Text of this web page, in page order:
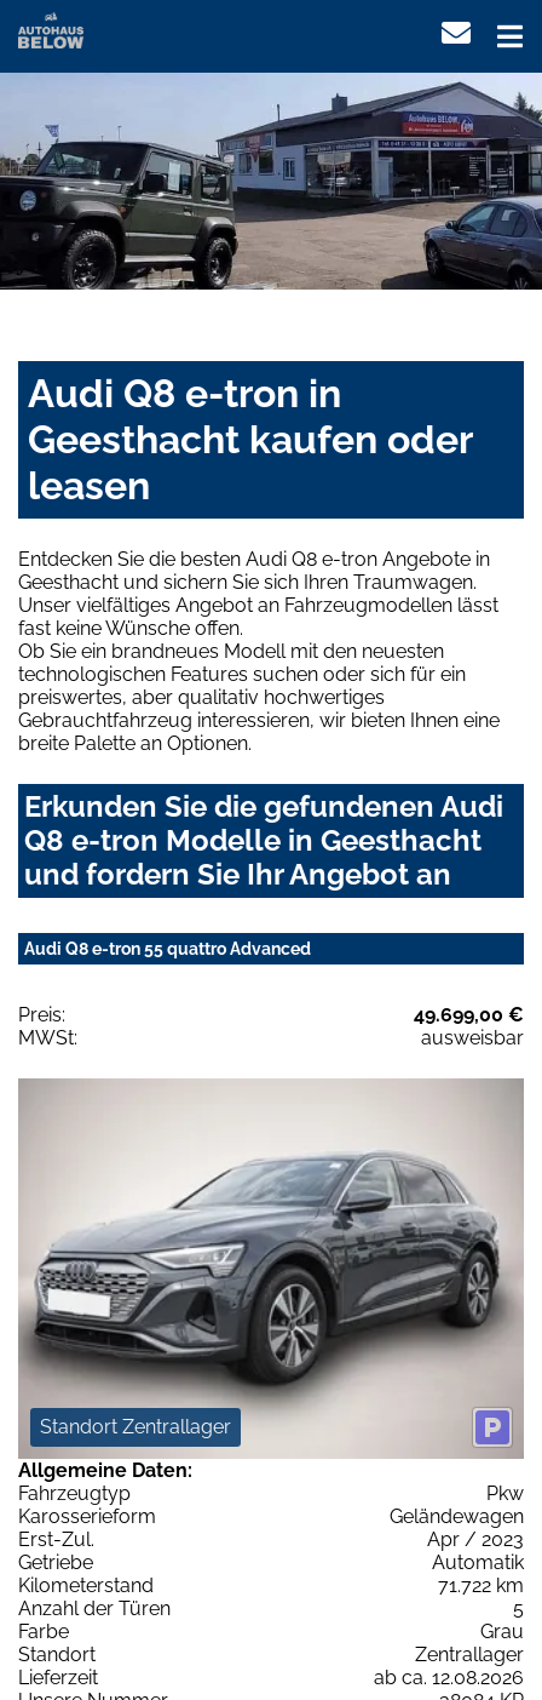
Audi Q8 e-tron in
Geesthacht kaufen oder
leasen
Entdecken Sie die besten Audi Q8 e-tron Angebote in
Geesthacht und sichern Sie sich Ihren Traumwagen.
Unser vielfältiges Angebot an Fahrzeugmodellen lässt
fast keine Wünsche offen.
Ob Sie ein brandneues Modell mit den neuesten
technologischen Features suchen oder sich für ein
preiswertes, aber qualitativ hochwertiges
Gebrauchtfahrzeug interessieren, wir bieten Ihnen eine
breite Palette an Optionen.
Erkunden Sie die gefundenen Audi
Q8 e-tron Modelle in Geesthacht
und fordern Sie Ihr Angebot an
Audi Q8 e-tron 55 quattro Advanced
Preis:
49.699,00 €
MWSt:
ausweisbar
Standort Zentrallager
Allgemeine Daten:
Fahrzeugtyp
Pkw
Karosserieform
Geländewagen
Erst-Zul.
Apr / 2023
Getriebe
Automatik
Kilometerstand
71.722 km
Anzahl der Türen
5
Farbe
Grau
Standort
Zentrallager
Lieferzeit
ab ca. 12.08.2026